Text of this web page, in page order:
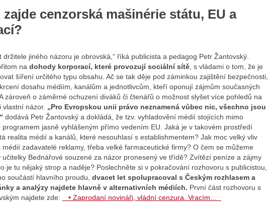
zajde cenzorská mašinérie státu, EU a
držitele jiného názoru je obrovská,“ říká publicista a pedagog Petr Žantovský.
na dohody korporací, které provozují sociální sítě , s vládami o tom, že je
šíření určitého typu obsahu. Ač se tak děje pod záminkou zajištění bezpečnosti,
dosahu médiím, kanálům a jednotlivcům, kteří oponují zájmům současných
zároveň o záměrné ochuzení diváků či čtenářů o možnost slyšet více pohledů na
vlastní názor. „Pro Evropskou unii právo neznamená vůbec nic, všechno jsou
dodává Petr Žantovský a dokládá, že tzv. vyhladovění médií stojících mimo
programem jasně vyhlášeným přímo vedením EU. Jaká je v takovém prostředí
realita médií a kanálů, které nesouhlasí s establishmentem? Jak moc velký vliv
médií zadavatelé reklamy, třeba velké farmaceutické firmy? O čem se můžeme
učitelky Bednářové souzené za názor pronesený ve třídě? Zvítězí peníze a zájmy
je tu nějaký strop a naděje? Poslechněte si v pokračování rozhovoru s publicistou,
součástí hlavního proudu, dvacet let spolupracoval s Českým rozhlasem a
a analýzy najdete hlavně v alternativních médiích. První část rozhovoru s
najdete zde:
• Zaprodaní novináři, vládní cenzura. Vracím…